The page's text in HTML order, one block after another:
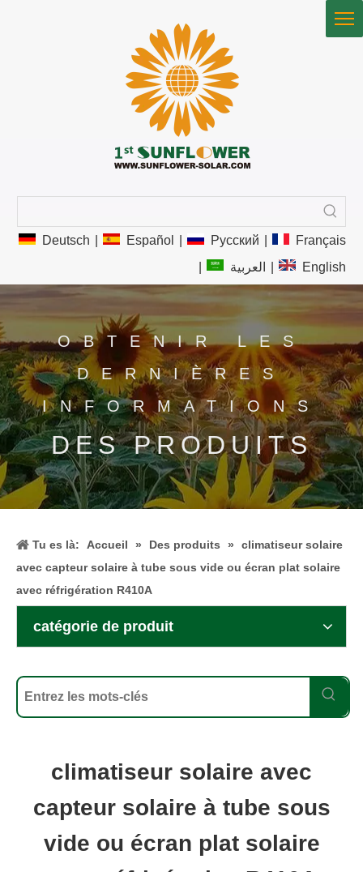
Deutsch Español Pусский
Français
العربية English
OBTENIR LES
DERNIÈRES
INFORMATIONS
DES PRODUITS
Tu es là: Accueil » Des produits »
climatiseur solaire
avec capteur solaire à tube sous vide ou écran plat solaire
avec réfrigération R410A
catégorie de produit
climatiseur solaire avec
capteur solaire à tube sous
vide ou écran plat solaire